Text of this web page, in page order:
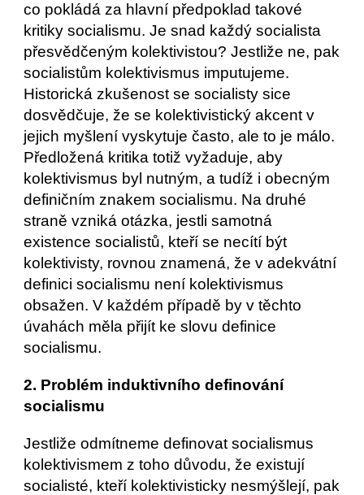
co pokládá za hlavní předpoklad takové
kritiky socialismu. Je snad každý socialista
přesvědčeným kolektivistou? Jestliže ne, pak
socialistům kolektivismus imputujeme.
Historická zkušenost se socialisty sice
dosvědčuje, že se kolektivistický akcent v
jejich myšlení vyskytuje často, ale to je málo.
Předložená kritika totiž vyžaduje, aby
kolektivismus byl nutným, a tudíž i obecným
definičním znakem socialismu. Na druhé
straně vzniká otázka, jestli samotná
existence socialistů, kteří se necítí být
kolektivisty, rovnou znamená, že v adekvátní
definici socialismu není kolektivismus
obsažen. V každém případě by v těchto
úvahách měla přijít ke slovu definice
socialismu.
2. Problém induktivního definování
socialismu
Jestliže odmítneme definovat socialismus
kolektivismem z toho důvodu, že existují
socialisté, kteří kolektivisticky nesmýšlejí, pak